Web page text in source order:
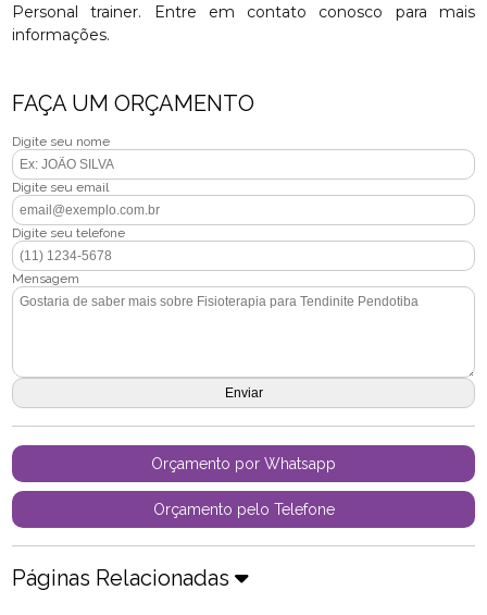
Personal trainer. Entre em contato conosco para mais
informações.
FAÇA UM ORÇAMENTO
Digite seu nome
Digite seu email
Digite seu telefone
Mensagem
Orçamento por Whatsapp
Orçamento pelo Telefone
Páginas Relacionadas